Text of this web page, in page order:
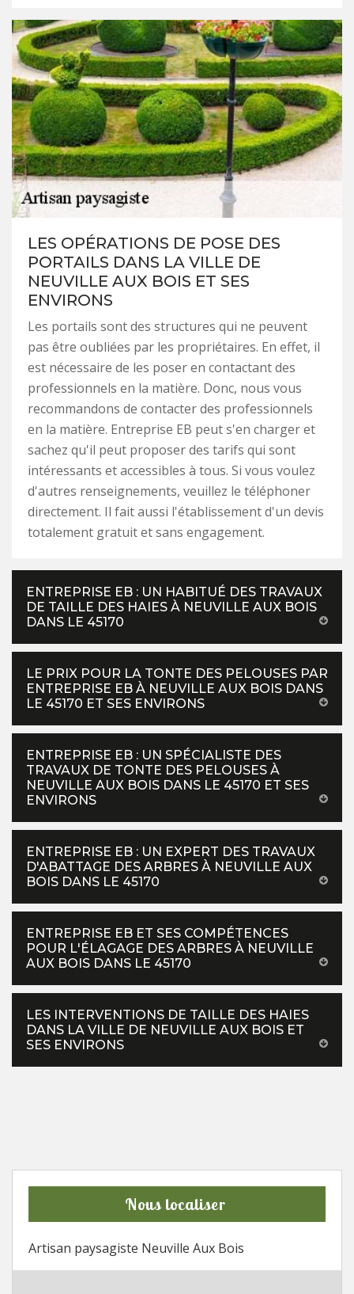
LES OPÉRATIONS DE POSE DES
PORTAILS DANS LA VILLE DE
NEUVILLE AUX BOIS ET SES
ENVIRONS
Les portails sont des structures qui ne peuvent
pas être oubliées par les propriétaires. En effet, il
est nécessaire de les poser en contactant des
professionnels en la matière. Donc, nous vous
recommandons de contacter des professionnels
en la matière. Entreprise EB peut s'en charger et
sachez qu'il peut proposer des tarifs qui sont
intéressants et accessibles à tous. Si vous voulez
d'autres renseignements, veuillez le téléphoner
directement. Il fait aussi l'établissement d'un devis
totalement gratuit et sans engagement.
ENTREPRISE EB : UN HABITUÉ DES TRAVAUX
DE TAILLE DES HAIES À NEUVILLE AUX BOIS
DANS LE 45170
LE PRIX POUR LA TONTE DES PELOUSES PAR
ENTREPRISE EB À NEUVILLE AUX BOIS DANS
LE 45170 ET SES ENVIRONS
ENTREPRISE EB : UN SPÉCIALISTE DES
TRAVAUX DE TONTE DES PELOUSES À
NEUVILLE AUX BOIS DANS LE 45170 ET SES
ENVIRONS
ENTREPRISE EB : UN EXPERT DES TRAVAUX
D'ABATTAGE DES ARBRES À NEUVILLE AUX
BOIS DANS LE 45170
ENTREPRISE EB ET SES COMPÉTENCES
POUR L'ÉLAGAGE DES ARBRES À NEUVILLE
AUX BOIS DANS LE 45170
LES INTERVENTIONS DE TAILLE DES HAIES
DANS LA VILLE DE NEUVILLE AUX BOIS ET
SES ENVIRONS
Nous localiser
Artisan paysagiste Neuville Aux Bois